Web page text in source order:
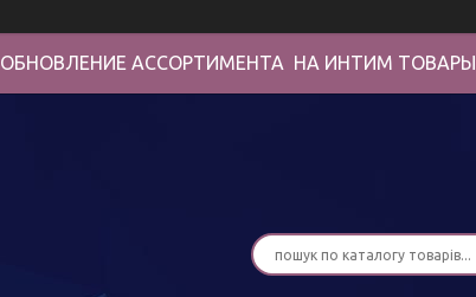
ОБНОВЛЕНИЕ АССОРТИМЕНТА НА ИНТИМ ТОВАРЫ